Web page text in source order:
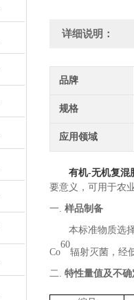
详细说明：
品牌
规格
应用领域
有机-无机复混
要意义，可用于农
一. 样品制备
本标准物质选
Co
60
辐射灭菌，经
二. 特性量值及不确